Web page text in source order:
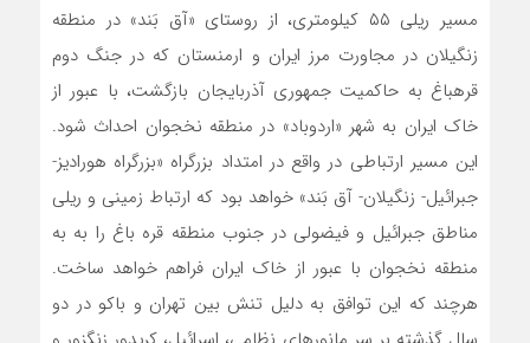
مسیر ریلی ۵۵ کیلومتری، از روستای «آق بَند» در منطقه
زنگیلان در مجاورت مرز ایران و ارمنستان که در جنگ دوم
قره­باغ به حاکمیت جمهوری آذربایجان بازگشت، با عبور از
خاک ایران به شهر «اردوباد» در منطقه نخجوان احداث شود.
این مسیر ارتباطی در واقع در امتداد بزرگراه «بزرگراه هورادیز-
جبرائیل- زنگیلان- آق بَند» خواهد بود که ارتباط زمینی و ریلی
مناطق جبرائیل و فیضولی در جنوب منطقه قره ­باغ را به به
منطقه نخجوان با عبور از خاک ایران فراهم خواهد ساخت.
هرچند که این توافق به دلیل تنش بین تهران و باکو در دو